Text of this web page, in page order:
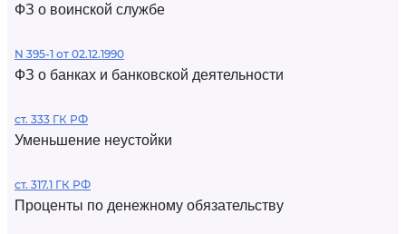
ФЗ о воинской службе
N 395-1 от 02.12.1990
ФЗ о банках и банковской деятельности
ст. 333 ГК РФ
Уменьшение неустойки
ст. 317.1 ГК РФ
Проценты по денежному обязательству